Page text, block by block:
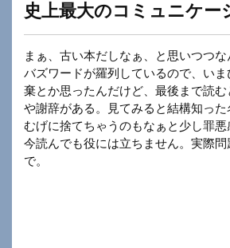
史上最大のコミュニケー
まぁ、古い本だしなぁ、と思いつつ
バズワードが羅列しているので、い
棄とか思ったんだけど、最後まで読む
や謝辞がある。見てみると結構知った
むげに捨てちゃうのもなぁと少し罪悪
今読んでも役には立ちません。実際
で。